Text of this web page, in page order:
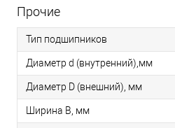
Прочие
Тип подшипников
Диаметр d (внутренний),мм
Диаметр D (внешний), мм
Ширина B, мм